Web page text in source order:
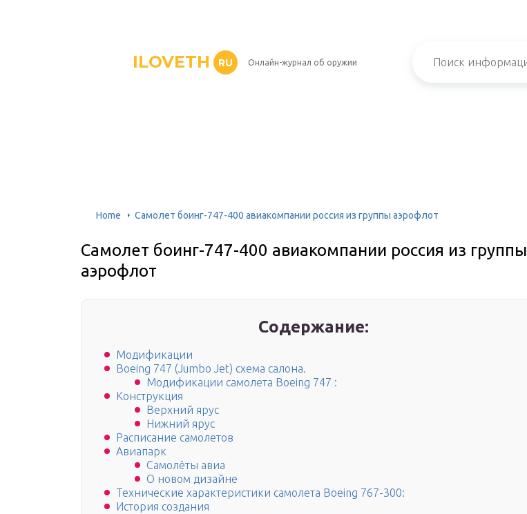
ILOVETH RU Онлайн-журнал об оружии
Home Самолет боинг-747-400 авиакомпании россия из группы аэрофлот
Самолет боинг-747-400 авиакомпании россия из группы
аэрофлот
Содержание:
Модификации
Boeing 747 (Jumbo Jet) схема салона.
Модификации самолета Boeing 747 :
Конструкция
Верхний ярус
Нижний ярус
Расписание самолетов
Авиапарк
Самолёты авиа
О новом дизайне
Технические характеристики самолета Boeing 767-300:
История создания